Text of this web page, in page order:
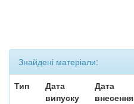
Знайдені матеріали:
Тип
Дата
випуску
Дата
внесення